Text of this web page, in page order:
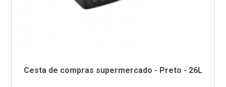
Cesta de compras supermercado - Preto - 26L